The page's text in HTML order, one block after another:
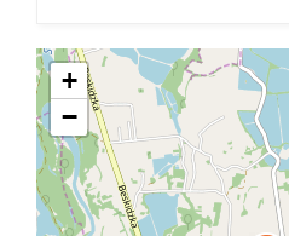
+
−